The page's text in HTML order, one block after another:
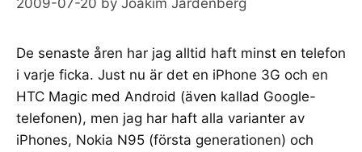
De senaste åren har jag alltid haft minst en telefon
i varje ficka. Just nu är det en iPhone 3G och en
HTC Magic med Android (även kallad Google-
telefonen), men jag har haft alla varianter av
iPhones, Nokia N95 (första generationen) och